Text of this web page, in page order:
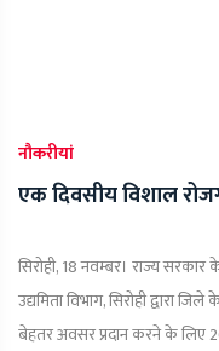
नौकरीयां
एक दिवसीय विशाल
सिरोही, 18 नवम्बर। राज्य
उद्यमिता विभाग, सिरोही द्वारा
बेहतर अवसर प्रदान करने के लिए